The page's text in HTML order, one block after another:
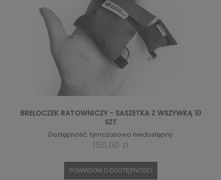
BRELOCZEK RATOWNICZY - SASZETKA Z WSZYWKĄ 10
SZT
Dostępność: tymczasowo niedostępny
150,00 zł
POWIADOM O DOSTĘPNOŚCI